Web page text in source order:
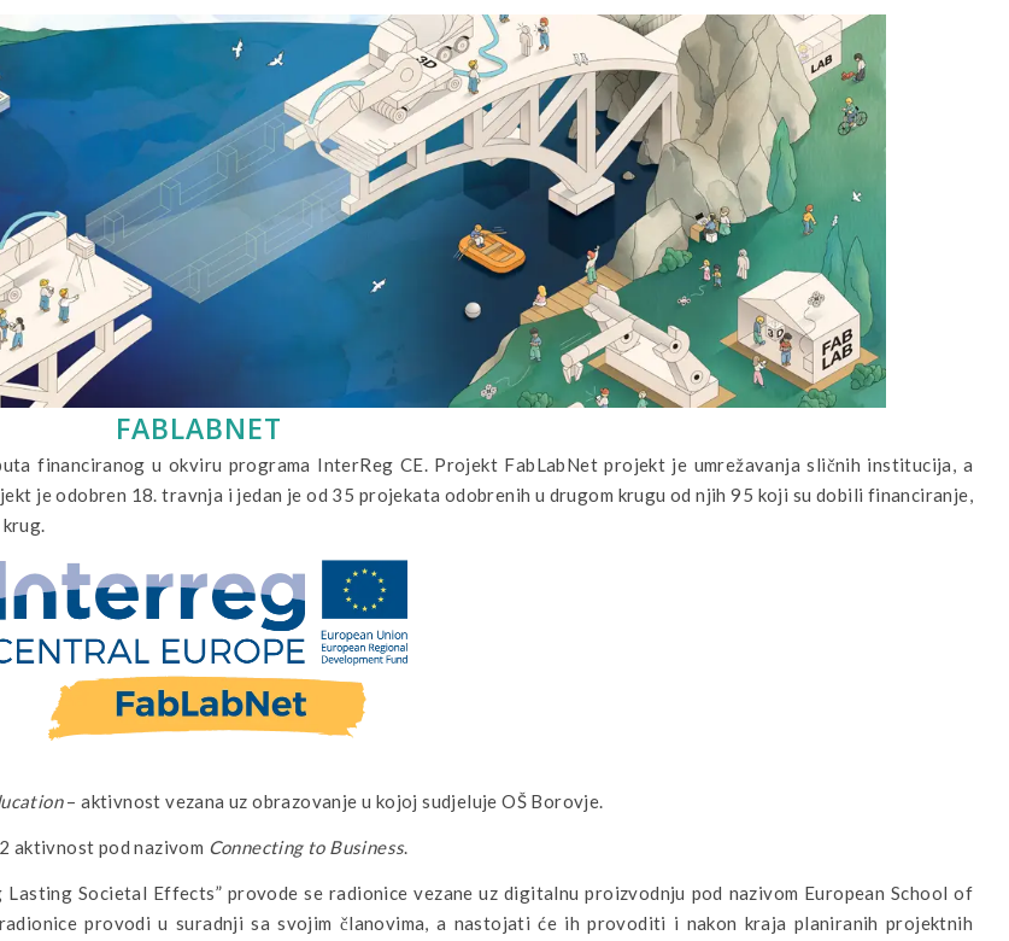
FABLABNET
financiranog u okviru programa InterReg CE. Projekt FabLabNet projekt je umrežavanja sličnih institucija, a
je odobren 18. travnja i jedan je od 35 projekata odobrenih u drugom krugu od njih 95 koji su dobili financiranje,
– aktivnost vezana uz obrazovanje u kojoj sudjeluje OŠ Borovje.
aktivnost pod nazivom Connecting to Business.
Societal Effects” provode se radionice vezane uz digitalnu proizvodnju pod nazivom European School of
provodi u suradnji sa svojim članovima, a nastojati će ih provoditi i nakon kraja planiranih projektnih